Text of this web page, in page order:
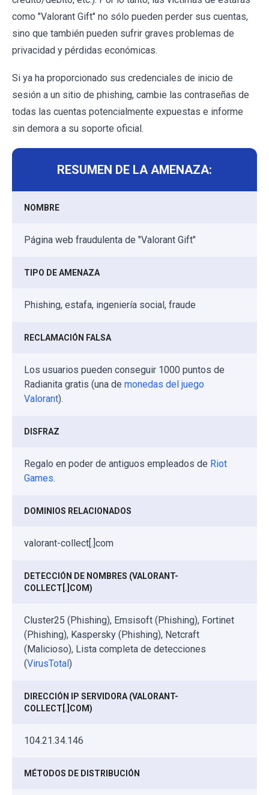
como "Valorant Gift" no sólo pueden perder sus cuentas,
sino que también pueden sufrir graves problemas de
privacidad y pérdidas económicas.
Si ya ha proporcionado sus credenciales de inicio de
sesión a un sitio de phishing, cambie las contraseñas de
todas las cuentas potencialmente expuestas e informe
sin demora a su soporte oficial.
RESUMEN DE LA AMENAZA:
NOMBRE
Página web fraudulenta de "Valorant Gift"
TIPO DE AMENAZA
Phishing, estafa, ingeniería social, fraude
RECLAMACIÓN FALSA
Los usuarios pueden conseguir 1000 puntos de
Radianita gratis (una de monedas del juego
Valorant).
DISFRAZ
Regalo en poder de antiguos empleados de Riot
Games.
DOMINIOS RELACIONADOS
valorant-collect[.]com
DETECCIÓN DE NOMBRES (VALORANT-
COLLECT[.]COM)
Cluster25 (Phishing), Emsisoft (Phishing), Fortinet
(Phishing), Kaspersky (Phishing), Netcraft
(Malicioso), Lista completa de detecciones
(VirusTotal)
DIRECCIÓN IP SERVIDORA (VALORANT-
COLLECT[.]COM)
104.21.34.146
MÉTODOS DE DISTRIBUCIÓN